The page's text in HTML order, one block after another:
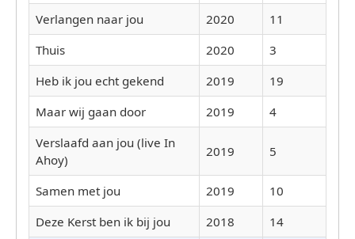
Verlangen naar jou 2020
11
Thuis
2020
3
Heb ik jou echt gekend
2019
19
Maar wij gaan door
2019
4
Verslaafd aan jou (live In
Ahoy)
2019 5
Samen met jou 2019
10
Deze Kerst ben ik bij jou
2018
14